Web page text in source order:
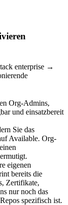
enterprise →
Org-Admins,
und einsatzbereit
Sie das
Available. Org-
eigenen
bereits die
Zertifikate,
nur noch das
spezifisch ist.